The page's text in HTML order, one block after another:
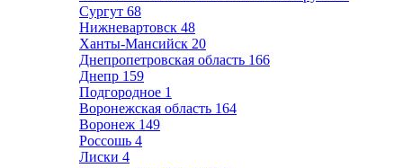
Сургут 68
Нижневартовск 48
Ханты-Мансийск 20
Днепропетровская область 166
Днепр 159
Подгородное 1
Воронежская область 164
Воронеж 149
Россошь 4
Лиски 4